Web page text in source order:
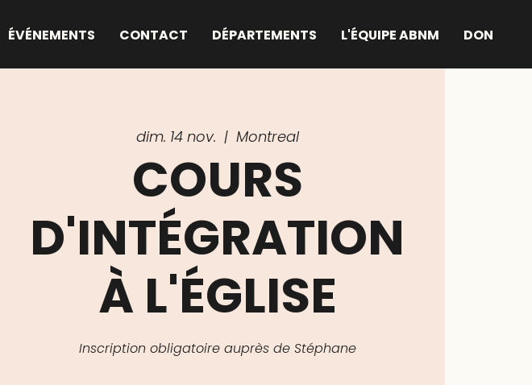
ÉVÉNEMENTS CONTACT DÉPARTEMENTS L'ÉQUIPE ABNM DON
dim. 14 nov.
  |
Montreal
COURS
D'INTÉGRATION
À L'ÉGLISE
Inscription obligatoire auprès de Stéphane